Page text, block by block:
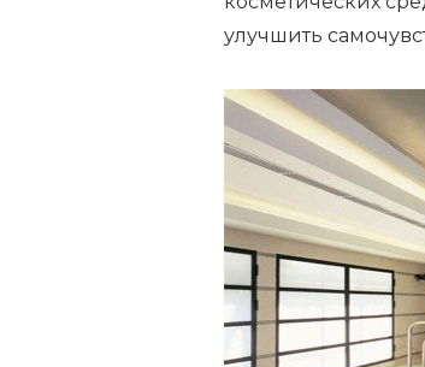
улучшить